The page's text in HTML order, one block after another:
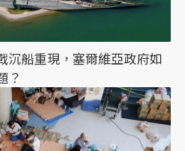
沉船重現，塞爾維亞政府如
？